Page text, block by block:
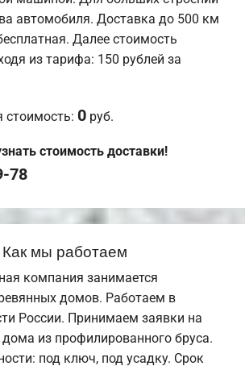
автомобиля. Доставка до 500 км
Далее стоимость
из тарифа: 150 рублей за
стоимость: 0 руб.
стоимость доставки!
78
Как мы работаем
компания занимается
домов. Работаем в
России. Принимаем заявки на
из профилированного бруса.
под ключ, под усадку. Срок